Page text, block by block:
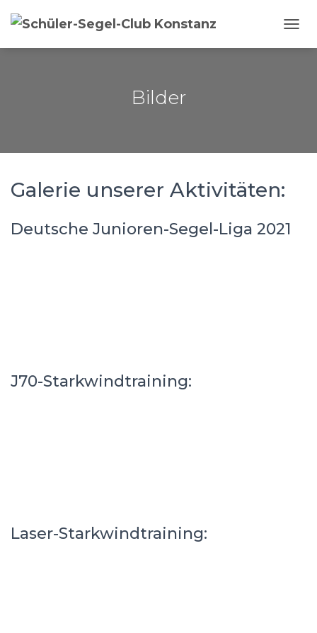
Bilder
Galerie unserer Aktivitäten:
Deutsche Junioren-Segel-Liga 2021
J70-Starkwindtraining:
Laser-Starkwindtraining: